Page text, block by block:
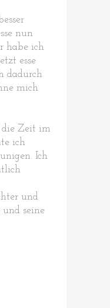
nun
habe ich
esse
dadurch
mich
Zeit im
ich
Ich
und
seine